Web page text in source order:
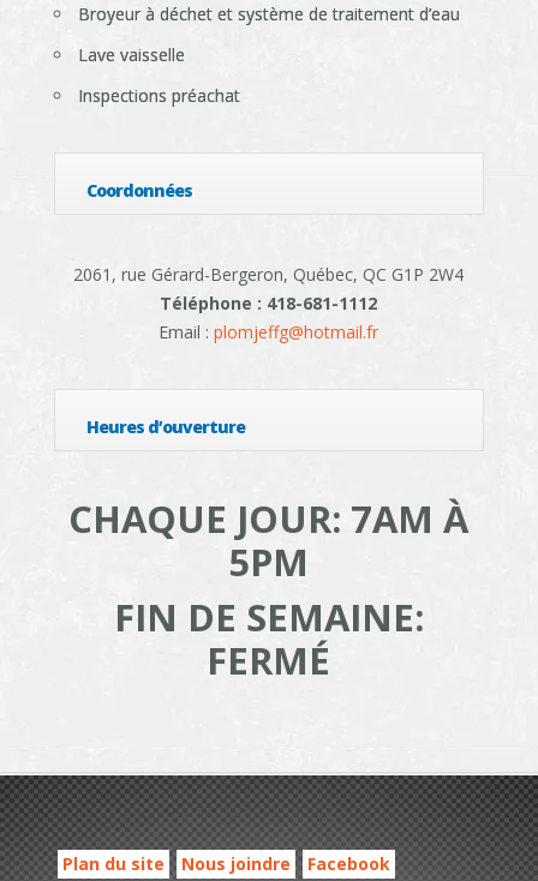
Broyeur à déchet et système de traitement d’eau
Lave vaisselle
Inspections préachat
Coordonnées
2061, rue Gérard-Bergeron, Québec, QC G1P 2W4
Téléphone : 418-681-1112
Email :plomjeffg@hotmail.fr
Heures d’ouverture
CHAQUE JOUR: 7AM À
5PM
FIN DE SEMAINE:
FERMÉ
Plan du site Nous joindre Facebook